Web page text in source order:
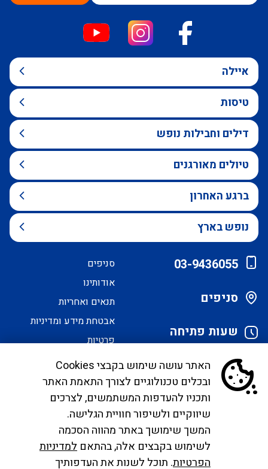
איילה
טיסות
דילים וחבילות נופש
טיולים מאורגנים
ברגע האחרון
נופש בארץ
03-9436055
סניפים
שעות פתיחה
סניפים
אודותינו
תנאים ואחריות
אבטחת מידע ומדיניות
פרטיות
הסדרי נגישות
לקוחות יקרים, בימים אלו אנו נערכים ליישם את
הנחיית הממונה בדבר פרסום אישור טיסות שכר ע"י
רשות התעופה. עד להטמעה מלאה של היישום ניתן
לפנות לבירורים לכתובת המייל
infocc@ayalagroup.co.il. לצפייה בזכויות הנוסע
האתר עושה שימוש בקבצי Cookies
ובכלים טכנולוגיים לצורך התאמת האתר
ותכניו להעדפות המשתמשים, לצרכים
שיווקיים ולשיפור חוויית הגלישה.
המשך שימושך באתר מהווה הסכמה
לשימוש בקבצים אלה, בהתאם למדיניות
הפרטיות. תוכל לשנות את העדפותיך